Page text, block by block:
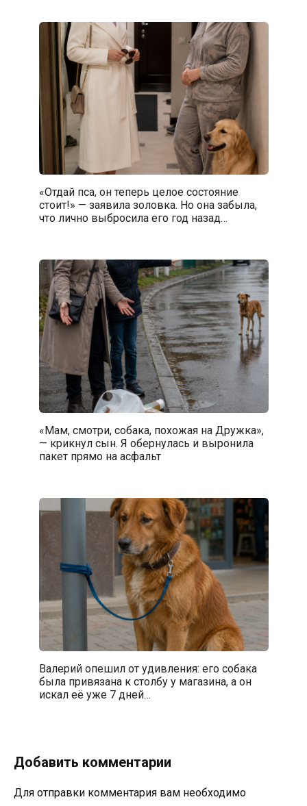
«Отдай пса, он теперь целое состояние
стоит!» — заявила золовка. Но она забыла,
что лично выбросила его год назад…
«Мам, смотри, собака, похожая на Дружка»,
— крикнул сын. Я обернулась и выронила
пакет прямо на асфальт
Валерий опешил от удивления: его собака
была привязана к столбу у магазина, а он
искал её уже 7 дней…
Добавить комментарии
Для отправки комментария вам необходимо